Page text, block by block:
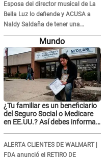
Esposa del director musical de La
Bella Luz lo defiende y ACUSA a
Naldy Saldaña de tener una
relación con él y otros integrantes
Mundo
¿Tu familiar es un beneficiario
del Seguro Social o Medicare
en EE.UU.? Así debes informar
ALERTA CLIENTES DE WALMART |
FDA anunció el RETIRO DE